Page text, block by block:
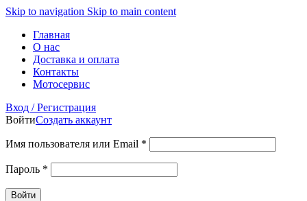
Skip to navigation Skip to main content
Главная
О нас
Доставка и оплата
Контакты
Мотосервис
Вход / Регистрация
ВойтиСоздать аккаунт
Имя пользователя или Email *
Пароль *
Войти